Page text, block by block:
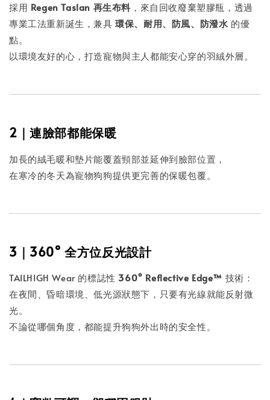
採用 Regen Taslan 再生布料 ，來自回收廢棄塑膠瓶，透過
專業工法重新誕生，兼具環保、耐用、防風、防潑水 的優
點。
以環境友好的心，打造寵物與主人都能安心穿的羽絨外層。
2｜連臉部都能保暖
加長的絨毛暖和墊片能覆蓋頸部並延伸到臉部位置，
在寒冷的冬天為寵物狗狗提供更完善的保暖包覆。
3｜360° 全方位反光設計
TAILHIGH Wear 的標誌性 360° Reflective Edge™ 技術：
在夜間、昏暗環境、低光源狀態下，只要有光線就能反射微
光。
不論從哪個角度，都能提升狗狗外出時的安全性。